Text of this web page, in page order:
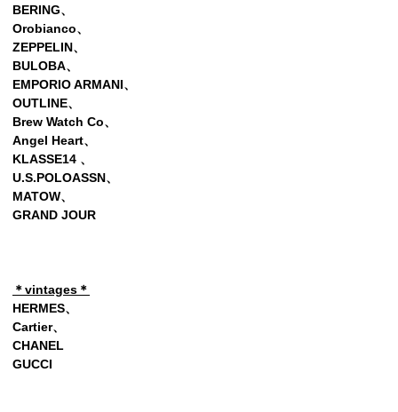
BERING、
Orobianco、
ZEPPELIN、
BULOBA、
EMPORIO ARMANI、
OUTLINE、
Brew Watch Co、
Angel Heart、
KLASSE14 、
U.S.POLOASSN、
MATOW、
GRAND JOUR
＊vintages＊
HERMES、
Cartier、
CHANEL
GUCCI